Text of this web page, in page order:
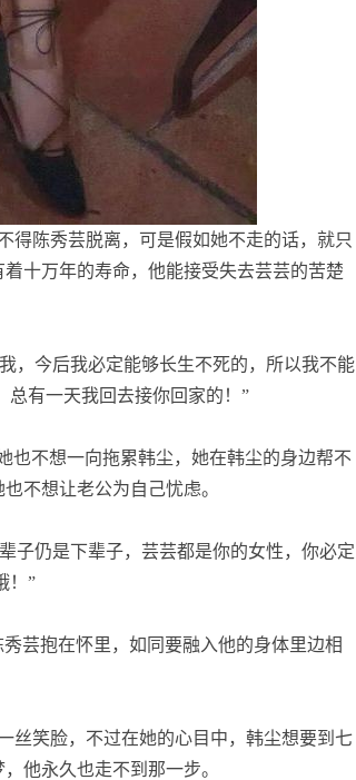
得陈秀芸脱离，可是假如她不走的话，就只
十万年的寿命，他能接受失去芸芸的苦楚
，今后我必定能够长生不死的，所以我不能
总有一天我回去接你回家的！”
不想一向拖累韩尘，她在韩尘的身边帮不
不想让老公为自己忧虑。
子仍是下辈子，芸芸都是你的女性，你必定
！”
芸抱在怀里，如同要融入他的身体里边相
笑脸，不过在她的心目中，韩尘想要到七
他永久也走不到那一步。